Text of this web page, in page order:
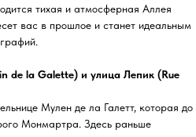
тихая и атмосферная Аллея
вас в прошлое и станет идеальным
de la Galette) и улица Лепик (Rue
Мулен де ла Галетт, которая до
Монмартра. Здесь раньше